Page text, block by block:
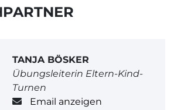
TANJA BÖSKER
Übungsleiterin Eltern-Kind-
Turnen
Email anzeigen